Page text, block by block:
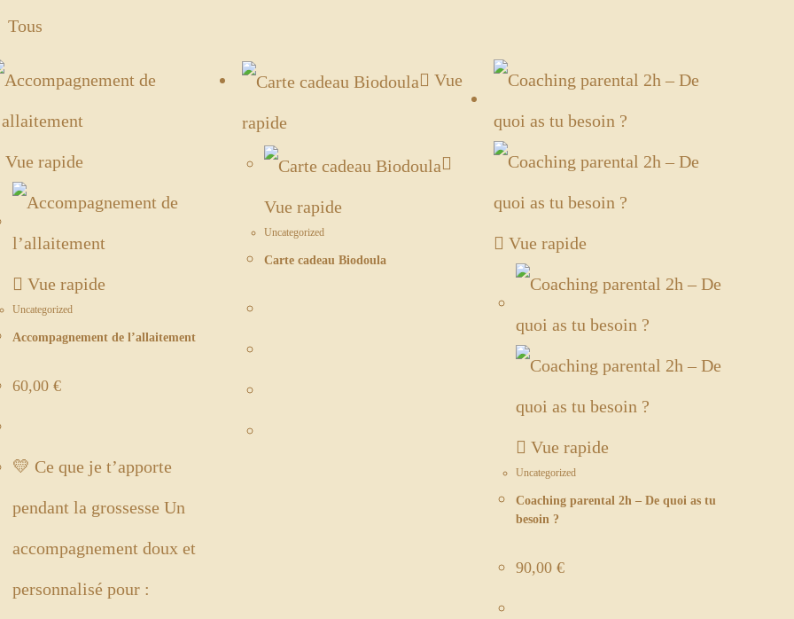
Tous
Vue rapide
Vue rapide
Uncategorized
Accompagnement de l’allaitement
60,00 €
💛 Ce que je t’apporte
pendant la grossesse Un
accompagnement doux et
personnalisé pour :
Vue
rapide
Vue rapide
Uncategorized
Carte cadeau Biodoula
Vue rapide
Vue rapide
Uncategorized
Coaching parental 2h – De quoi as tu
besoin ?
90,00€